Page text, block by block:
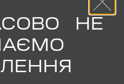
НЕ